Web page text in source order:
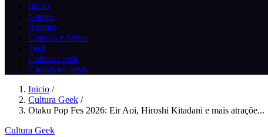
Inicio
Games
Animes
Cinema e Series
Tech
Cultura Geek
// todos os posts
Inicio /
Cultura Geek /
Otaku Pop Fes 2026: Eir Aoi, Hiroshi Kitadani e mais atraçõe...
Cultura Geek